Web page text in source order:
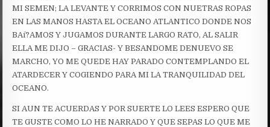
MI SEMEN; LA LEVANTE Y CORRIMOS CON NUETRAS ROPAS
EN LAS MANOS HASTA EL OCEANO ATLANTICO DONDE NOS
BAí?AMOS Y JUGAMOS DURANTE LARGO RATO, AL SALIR
ELLA ME DIJO – GRACIAS- Y BESANDOME DENUEVO SE
MARCHO, YO ME QUEDE HAY PARADO CONTEMPLANDO EL
ATARDECER Y COGIENDO PARA MI LA TRANQUILIDAD DEL
OCEANO.
SI AUN TE ACUERDAS Y POR SUERTE LO LEES ESPERO QUE
TE GUSTE COMO LO HE NARRADO Y QUE SEPAS LO QUE ME